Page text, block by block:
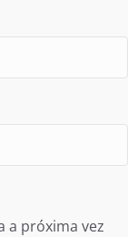
a próxima vez